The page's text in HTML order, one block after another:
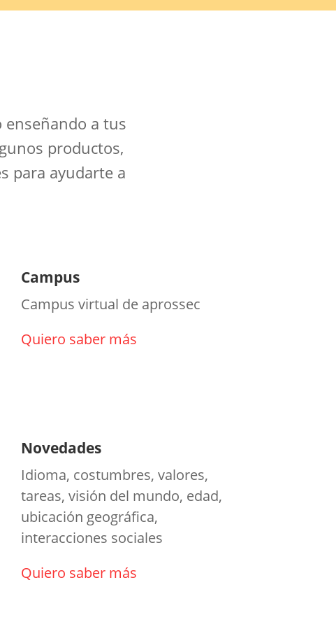
enseñando a tus
productos,
para ayudarte a
Campus
Campus virtual de aprossec
Quiero saber más
Novedades
Idioma, costumbres, valores,
tareas, visión del mundo, edad,
ubicación geográfica,
interacciones sociales
Quiero saber más